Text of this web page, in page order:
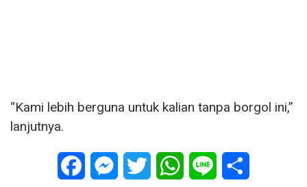
“Kami lebih berguna untuk kalian tanpa borgol ini,”
lanjutnya.
FacebookMessenger
Twitter WhatsApp
Line